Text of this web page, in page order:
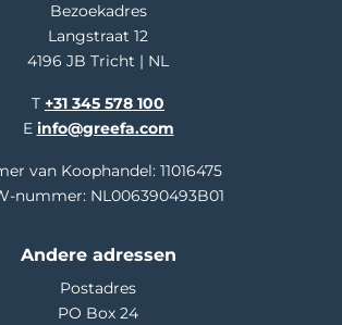
Bezoekadres
Langstraat 12
4196 JB Tricht | NL
T +31 345 578 100
E info@greefa.com
van Koophandel: 11016475
nummer: NL006390493B01
Andere adressen
Postadres
PO Box 24